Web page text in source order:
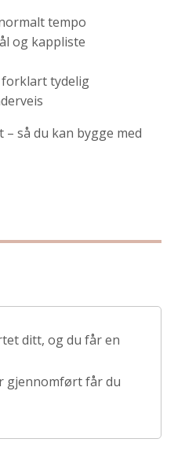
tempo
og kappliste
tydelig
så du kan bygge med
ditt, og du får en
gjennomført får du